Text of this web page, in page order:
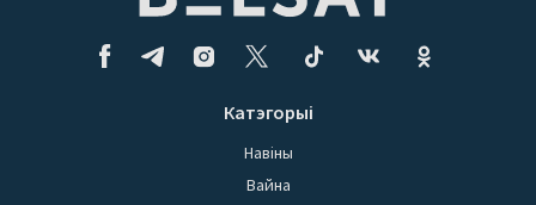
Катэгорыі
Навіны
Вайна